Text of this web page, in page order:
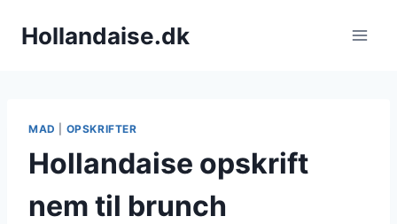
Hollandaise.dk
MAD OPSKRIFTER
Hollandaise opskrift
nem til brunch